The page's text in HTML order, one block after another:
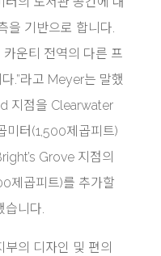
을 기반으로 합니다.
운티 전역의 다른 프
.”라고 Meyer는 말했
지점을 Clearwater
미터(1,500제곱피트)
Grove 지점의
제곱피트)를 추가할
니다.
의 디자인 및 편의